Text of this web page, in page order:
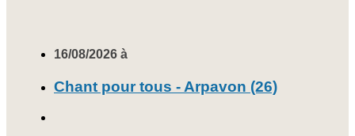
16/08/2026 à
Chant pour tous - Arpavon (26)